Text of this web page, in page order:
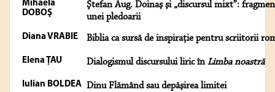
Mihaela
DOBOŞ
Ştefan Aug. Doinaş şi „discursul mixt”:
unei pledoarii
Diana VRABIE Biblia ca sursă de inspiraţie pentru scriitorii
Elena ŢAU Dialogismul discursului liric înLimba noastră
Iulian BOLDEA Dinu Flămând sau depăşirea limitei